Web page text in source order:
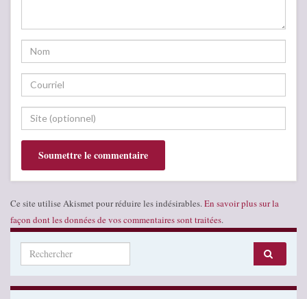
Ce site utilise Akismet pour réduire les indésirables. En savoir plus sur la
façon dont les données de vos commentaires sont traitées.
Search for: